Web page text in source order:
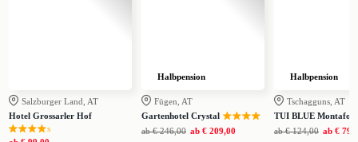
Salzburger Land, AT
Hotel Grossarler Hof
s
Halbpension
Fügen, AT
Gartenhotel Crystal
ab € 246,00 ab € 209,00
Halbpension
Tschagguns, AT
TUI BLUE Montafon
ab € 124,00 ab €